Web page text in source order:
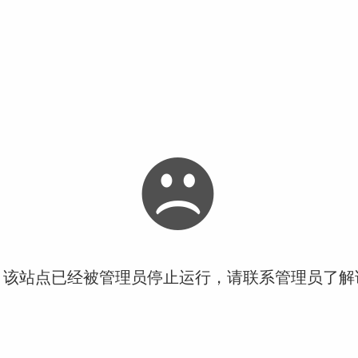
站点已经被管理员停止运行，请联系管理员了